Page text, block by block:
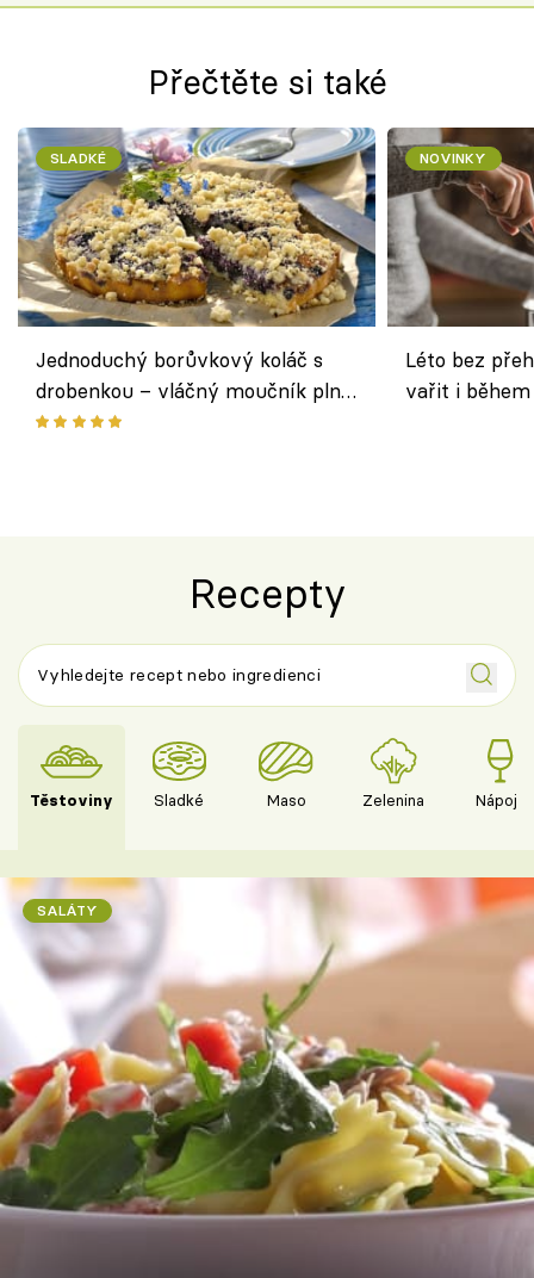
Přečtěte si také
SLADKÉ
Jednoduchý borůvkový koláč s
drobenkou – vláčný moučník plný
ovoce
NOVINKY
Léto bez
vařit i
Recepty
Těstoviny Sladké Maso Zelenina Nápoje
SALÁTY